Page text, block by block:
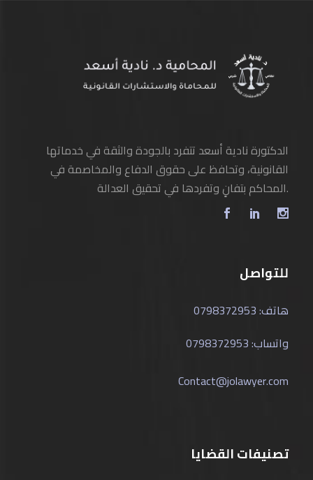
الدكتورة نادية أسعد تتفرد بالجودة والثقة في خدماتها
القانونية، وتحافظ على حقوق الدفاع والمخاصمة في
المحاكم بتفانٍ وتفردها في تحقيق العدالة.
للتواصل
هاتف: 0798372953
واتساب: 0798372953
Contact@jolawyer.com
تصنيفات القضايا